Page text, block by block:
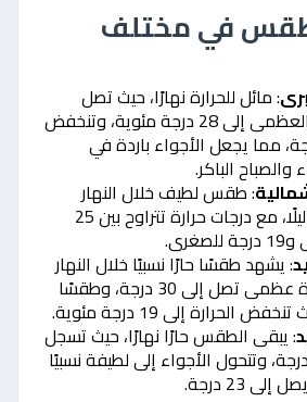
في مختلف
: مائل للحرارة نهارًا، حيث تصل
درجة الحرارة العظمى إلى 28 درجة مئوية، وتنخفض
إلى 18 درجة، مما يجعل الأجواء باردة في
الباكر.
: طقس لطيف خلال النهار
يميل للبرودة ليلًا، مع درجات حرارة تتراوح بين 25
: يشهد طقسًا حارًا نسبيًا خلال النهار
مع درجة حرارة عظمى تصل إلى 30 درجة، وطقسًا
الحرارة إلى 19 درجة مئوية.
: يبقى الطقس حارًا نهارًا، حيث تسجل
العظمى 34 درجة، وتتحول الأجواء إلى لطيفة نسبيًا
23 درجة.